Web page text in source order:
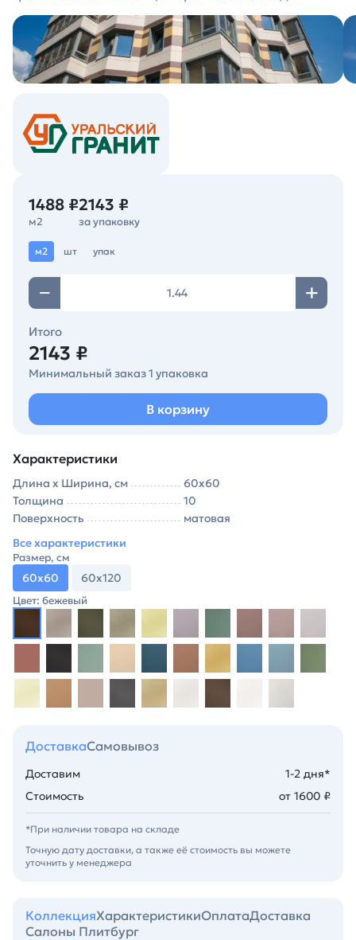
1488 ₽
м2
2143 ₽
за упаковку
м2 шт упак
Итого
2143 ₽
Минимальный заказ 1 упаковка
В корзину
Характеристики
Длина х Ширина, см
60х60
Толщина
10
Поверхность
матовая
Все характеристики
Размер, см
60х60 60х120
Цвет: бежевый
ДоставкаСамовывоз
Доставим
1-2 дня*
Стоимость
от 1600 ₽
*При наличии товара на складе
Точную дату доставки, а также её стоимость вы можете
уточнить у менеджера
КоллекцияХарактеристикиОплатаДоставка
Салоны Плитбург